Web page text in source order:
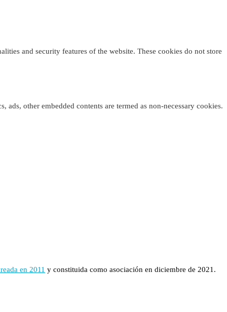
and security features of the website. These cookies do not store
other embedded contents are termed as non-necessary cookies.
en 2011 y constituida como asociación en diciembre de 2021.